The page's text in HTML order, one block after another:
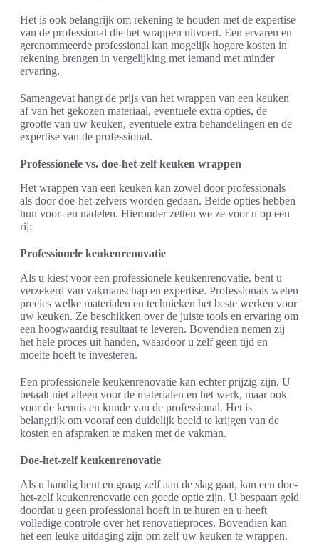
Het is ook belangrijk om rekening te houden met de expertise
van de professional die het wrappen uitvoert. Een ervaren en
gerenommeerde professional kan mogelijk hogere kosten in
rekening brengen in vergelijking met iemand met minder
ervaring.
Samengevat hangt de prijs van het wrappen van een keuken
af van het gekozen materiaal, eventuele extra opties, de
grootte van uw keuken, eventuele extra behandelingen en de
expertise van de professional.
Professionele vs. doe-het-zelf keuken wrappen
Het wrappen van een keuken kan zowel door professionals
als door doe-het-zelvers worden gedaan. Beide opties hebben
hun voor- en nadelen. Hieronder zetten we ze voor u op een
rij:
Professionele keukenrenovatie
Als u kiest voor een professionele keukenrenovatie, bent u
verzekerd van vakmanschap en expertise. Professionals weten
precies welke materialen en technieken het beste werken voor
uw keuken. Ze beschikken over de juiste tools en ervaring om
een hoogwaardig resultaat te leveren. Bovendien nemen zij
het hele proces uit handen, waardoor u zelf geen tijd en
moeite hoeft te investeren.
Een professionele keukenrenovatie kan echter prijzig zijn. U
betaalt niet alleen voor de materialen en het werk, maar ook
voor de kennis en kunde van de professional. Het is
belangrijk om vooraf een duidelijk beeld te krijgen van de
kosten en afspraken te maken met de vakman.
Doe-het-zelf keukenrenovatie
Als u handig bent en graag zelf aan de slag gaat, kan een doe-
het-zelf keukenrenovatie een goede optie zijn. U bespaart geld
doordat u geen professional hoeft in te huren en u heeft
volledige controle over het renovatieproces. Bovendien kan
het een leuke uitdaging zijn om zelf uw keuken te wrappen.